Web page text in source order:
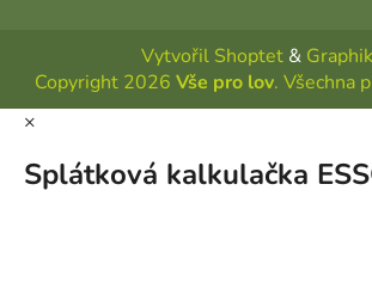
Vytvořil Shoptet &
Copyright 2026 Vše pro lov. Všechna
×
Splátková kalkulačka